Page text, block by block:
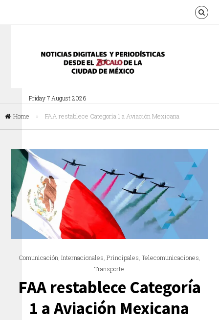
Friday 7 August 2026
Home » FAA restablece Categoría 1 a Aviación Mexicana
Comunicación, Internacionales, Principales, Telecomunicaciones,
Transporte
FAA restablece Categoría
1 a Aviación Mexicana